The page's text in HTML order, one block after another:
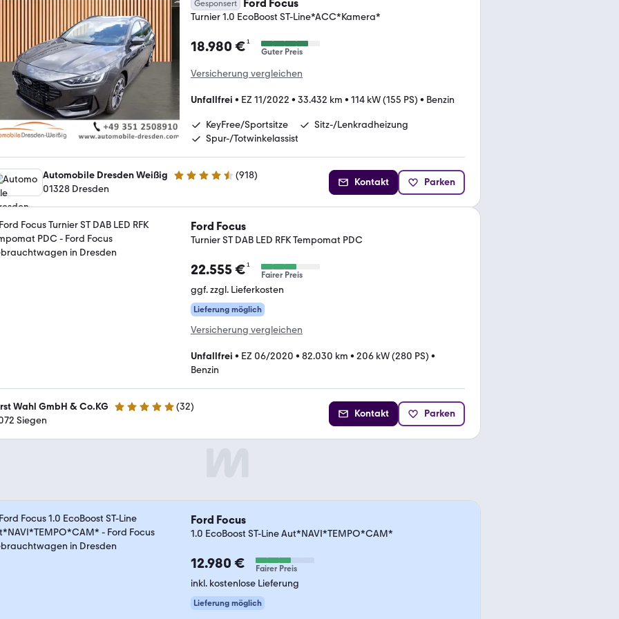
Gesponsert Ford Focus
Turnier 1.0 EcoBoost ST-Line*ACC*Kamera*
18.980 €¹
Guter Preis
Versicherung vergleichen
Unfallfrei • EZ 11/2022 • 33.432 km • 114 kW (155 PS) • Benzin
KeyFree/Sportsitze
Sitz-/Lenkradheizung
Spur-/Totwinkelassist
Automobile Dresden Weißig 4.4 Sterne (918)
01328 Dresden
Kontakt Parken
Ford Focus
Turnier ST DAB LED RFK Tempomat PDC
22.555 €¹
Fairer Preis
ggf. zzgl. Lieferkosten
Lieferung möglich
Versicherung vergleichen
Unfallfrei • EZ 06/2020 • 82.030 km • 206 kW (280 PS) •
Benzin
Wahl GmbH & Co.KG 5 Sterne (32)
Siegen
Kontakt Parken
Ford Focus
1.0 EcoBoost ST-Line Aut*NAVI*TEMPO*CAM*
12.980 € Fairer Preis
inkl. kostenlose Lieferung
Lieferung möglich